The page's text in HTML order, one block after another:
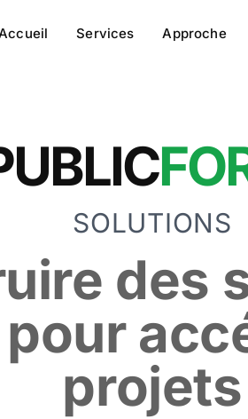
Services Approche
SOLUTIONS
des
projets